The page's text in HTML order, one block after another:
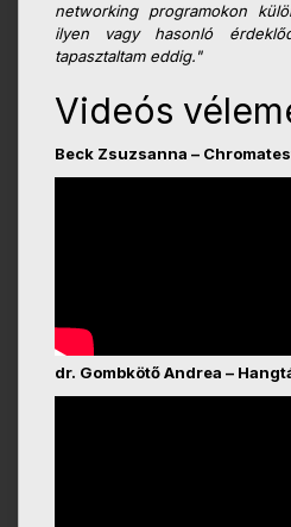
networking programokon
ilyen vagy hasonló
tapasztaltam eddig."
Videós
Beck Zsuzsanna –
dr. Gombkötő Andrea –